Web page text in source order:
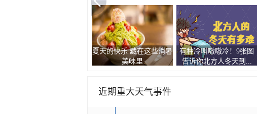
夏天的快乐 藏在这些消暑
美味里
有种冷叫嗷嗷冷！9张图
告诉你北方人冬天到...
近期重大天气事件